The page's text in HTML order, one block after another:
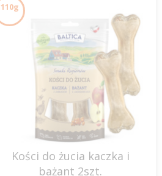
110g
Kości do żucia kaczka i
bażant 2szt.